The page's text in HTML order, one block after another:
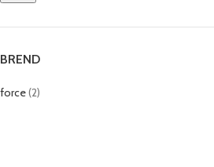
BREND
force(2)